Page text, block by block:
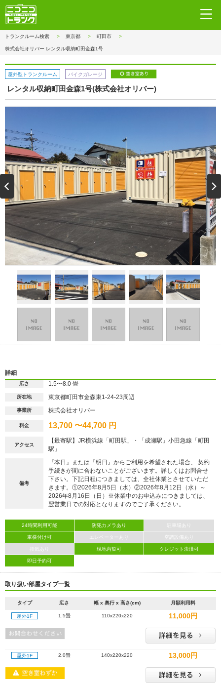
トランクルーム検索 東京都 町田市
株式会社オリバー レンタル収納町田金森1号
屋外型トランクルーム バイクガレージ
レンタル収納町田金森1号(株式会社オリバー)
詳細
広さ 1.5〜8.0 畳
所在地 東京都町田市金森東1-24-23周辺
事業所 株式会社オリバー
料金 13,700 〜44,700 円
アクセス
【最寄駅】JR横浜線「町田駅」・「成瀬駅」小田急線「町田
駅」
備考
『本日』または『明日』からご利用を希望された場合、 契約
手続きが間に合わないことがございます。詳しくはお問合せ
下さい。下記日程につきましては、全社休業とさせていただ
きます。①2026年8月5日（水）②2026年8月12日（水）～
2026年8月16日（日）※休業中のお申込みにつきましては、
翌営業日での対応となりますのでご了承ください。
24時間利用可能 防犯カメラあり 駐車場あり
車横付け可 エレベーターあり 空調設備あり
換気あり 現地内覧可 クレジット決済可
即日予約可
取り扱い部屋タイプ一覧
タイプ 広さ 幅 x 奥行 x 高さ(cm) 月額利用料
屋外1F 1.5畳 110x220x220 11,000円
屋外1F 2.0畳 140x220x220 13,000円